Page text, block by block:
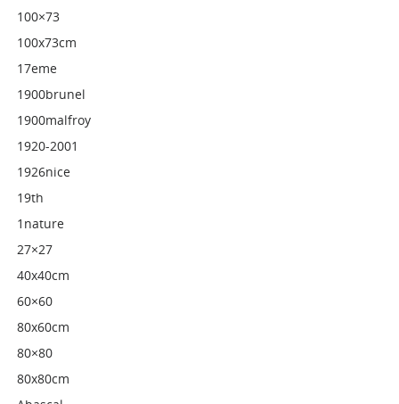
100×73
100x73cm
17eme
1900brunel
1900malfroy
1920-2001
1926nice
19th
1nature
27×27
40x40cm
60×60
80x60cm
80×80
80x80cm